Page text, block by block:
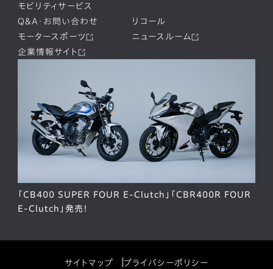
モビリティサービス
Q&A・お問い合わせ
リコール
モータースポーツ
ニュースルーム
企業情報サイト
「CB400 SUPER FOUR E-Clutch」「CBR400R FOUR
E-Clutch」発売！
サイトマップ プライバシーポリシー